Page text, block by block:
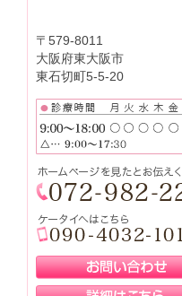
〒579-8011
大阪府東大阪市
東石切町5-5-20